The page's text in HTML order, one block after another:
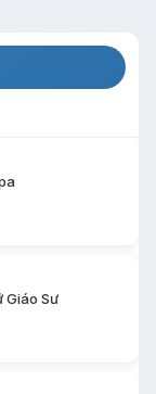
Giáo Sư